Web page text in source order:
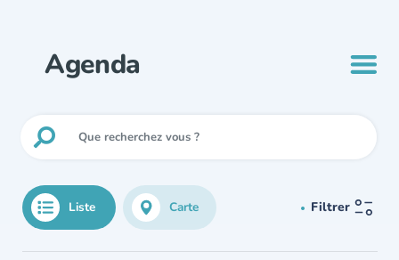
Agenda
Liste Carte Filtrer